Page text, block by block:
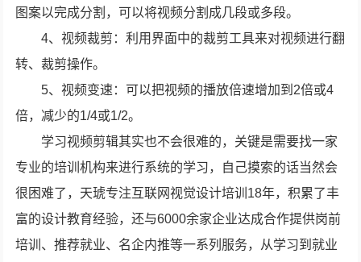
图案以完成分割，可以将视频分割成几段或多段。
4、视频裁剪：利用界面中的裁剪工具来对视频进行翻
转、裁剪操作。
5、视频变速：可以把视频的播放倍速增加到2倍或4
倍，减少的1/4或1/2。
学习视频剪辑其实也不会很难的，关键是需要找一家
专业的培训机构来进行系统的学习，自己摸索的话当然会
很困难了，天琥专注互联网视觉设计培训18年，积累了丰
富的设计教育经验，还与6000余家企业达成合作提供岗前
培训、推荐就业、名企内推等一系列服务，从学习到就业